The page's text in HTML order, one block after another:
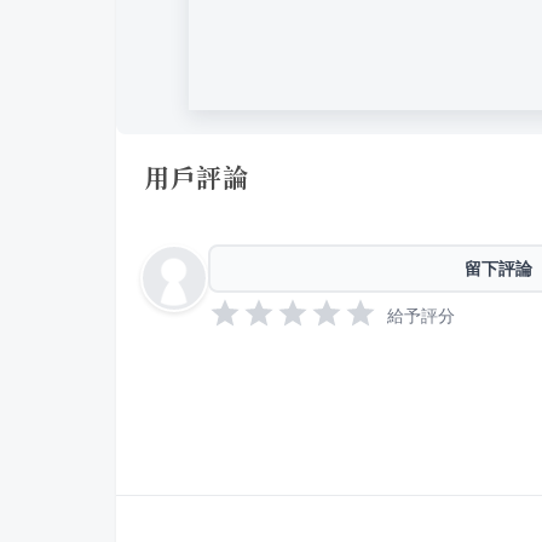
用戶評論
留下評論
給予評分